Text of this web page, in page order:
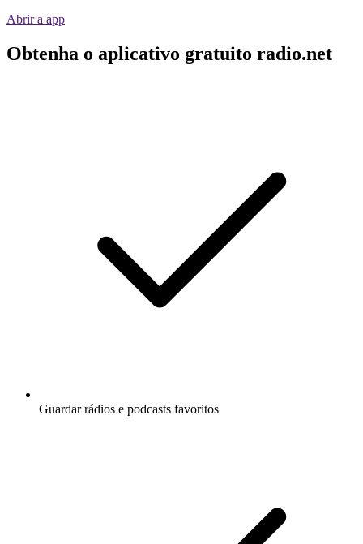
Abrir a app
Obtenha o aplicativo gratuito radio.net
Guardar rádios e podcasts favoritos